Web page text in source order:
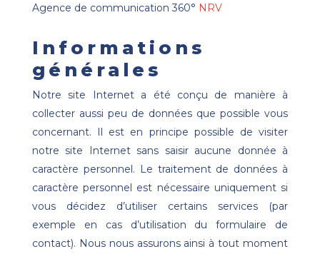
Agence de communication 360° NRV
Informations
générales
Notre site Internet a été conçu de manière à
collecter aussi peu de données que possible vous
concernant. Il est en principe possible de visiter
notre site Internet sans saisir aucune donnée à
caractère personnel. Le traitement de données à
caractère personnel est nécessaire uniquement si
vous décidez d’utiliser certains services (par
exemple en cas d’utilisation du formulaire de
contact). Nous nous assurons ainsi à tout moment